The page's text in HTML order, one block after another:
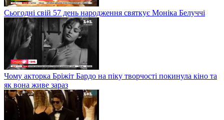
Сьогодні свій 57 день народження святкує Моніка Белуччі
Чому акторка Бріжіт Бардо на піку творчості покинула кіно та
як вона живе зараз